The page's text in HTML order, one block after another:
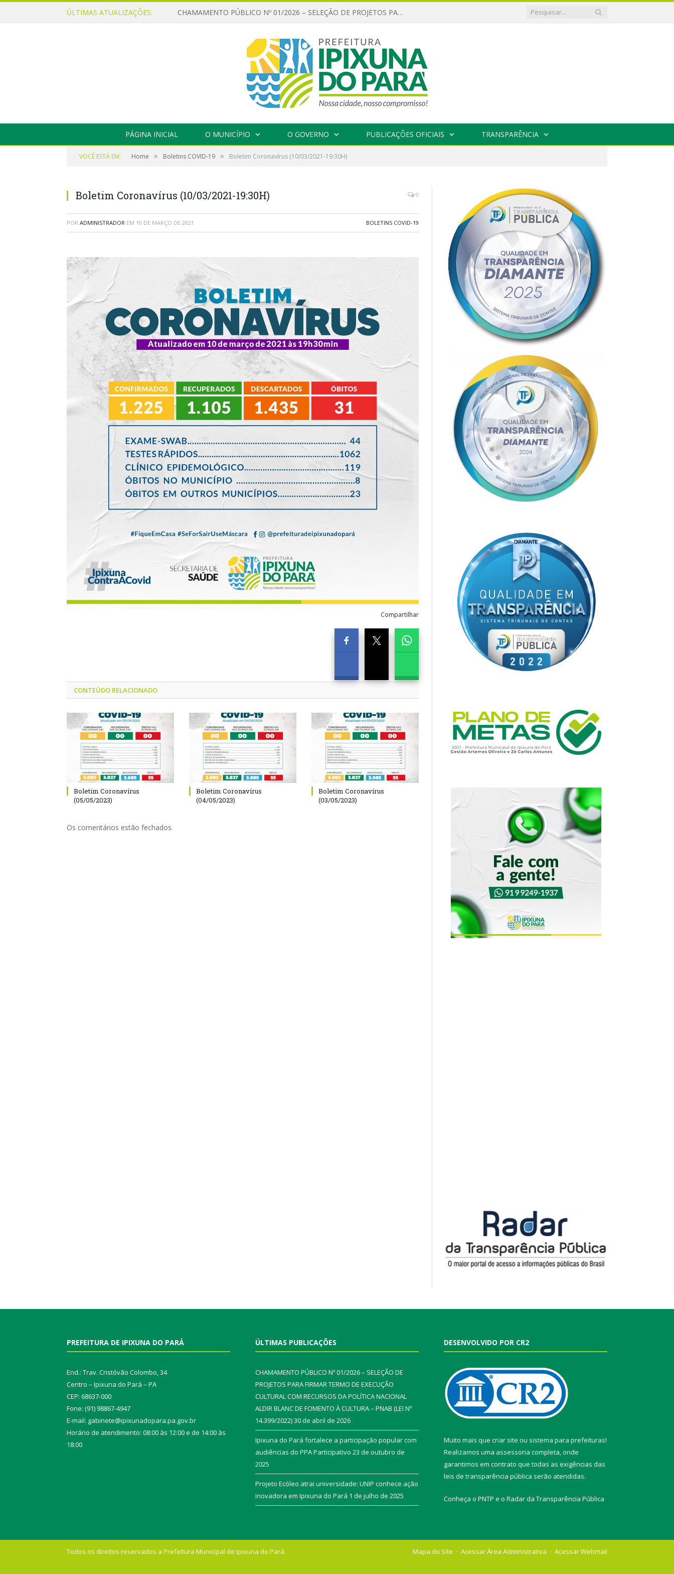
ÚLTIMAS ATUALIZAÇÕES: CHAMAMENTO PÚBLICO Nº 01/2026 – SELEÇÃO DE PROJETOS PARA FIRMAR TERMO DE EXECUÇÃO CULTURAL COM RECURSOS DA POLÍTICA NACIONAL ALDIR BLANC DE FOMENTO À CULTURA – PNAB (LEI Nº 14.399/2022)
PÁGINA INICIAL O MUNICÍPIO O GOVERNO PUBLICAÇÕES OFICIAIS TRANSPARÊNCIA
VOCÊ ESTÁ EM: Home » Boletins COVID-19 » Boletim Coronavírus (10/03/2021-19:30H)
Boletim Coronavírus (10/03/2021-19:30H) 0
POR ADMINISTRADOR EM 10 DE MARÇO DE 2021 BOLETINS COVID-19
Compartilhar
CONTEÚDO RELACIONADO
Boletim Coronavírus
(05/05/2023)
Boletim Coronavírus
(04/05/2023)
Boletim Coronavírus
(03/05/2023)
Os comentários estão fechados.
PREFEITURA DE IPIXUNA DO PARÁ
End.: Trav. Cristóvão Colombo, 34
Centro – Ipixuna do Pará – PA
CEP: 68637-000
Fone: (91) 98867-4947
E-mail: gabinete@ipixunadopara.pa.gov.br
Horário de atendimento: 08:00 às 12:00 e de 14:00 às
18:00
ÚLTIMAS PUBLICAÇÕES
CHAMAMENTO PÚBLICO Nº 01/2026 – SELEÇÃO DE
PROJETOS PARA FIRMAR TERMO DE EXECUÇÃO
CULTURAL COM RECURSOS DA POLÍTICA NACIONAL
ALDIR BLANC DE FOMENTO À CULTURA – PNAB (LEI Nº
14.399/2022)30 de abril de 2026
Ipixuna do Pará fortalece a participação popular com
audiências do PPA Participativo 23 de outubro de
2025
Projeto Ecóleo atrai universidade: UNIP conhece ação
inovadora em Ipixuna do Pará 1 de julho de 2025
DESENVOLVIDO POR CR2
Muito mais que criar site ou sistema para prefeituras!
Realizamos uma assessoria completa, onde
garantimos em contrato que todas as exigências das
leis de transparência pública serão atendidas.
Conheça o PNTP e o Radar da Transparência Pública
Todos os direitos reservados a Prefeitura Municipal de Ipixuna do Pará. Mapa do Site Acessar Área Administrativa Acessar Webmail